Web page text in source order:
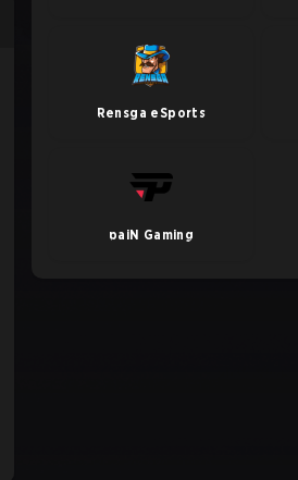
Rensga eSports
paiN Gaming